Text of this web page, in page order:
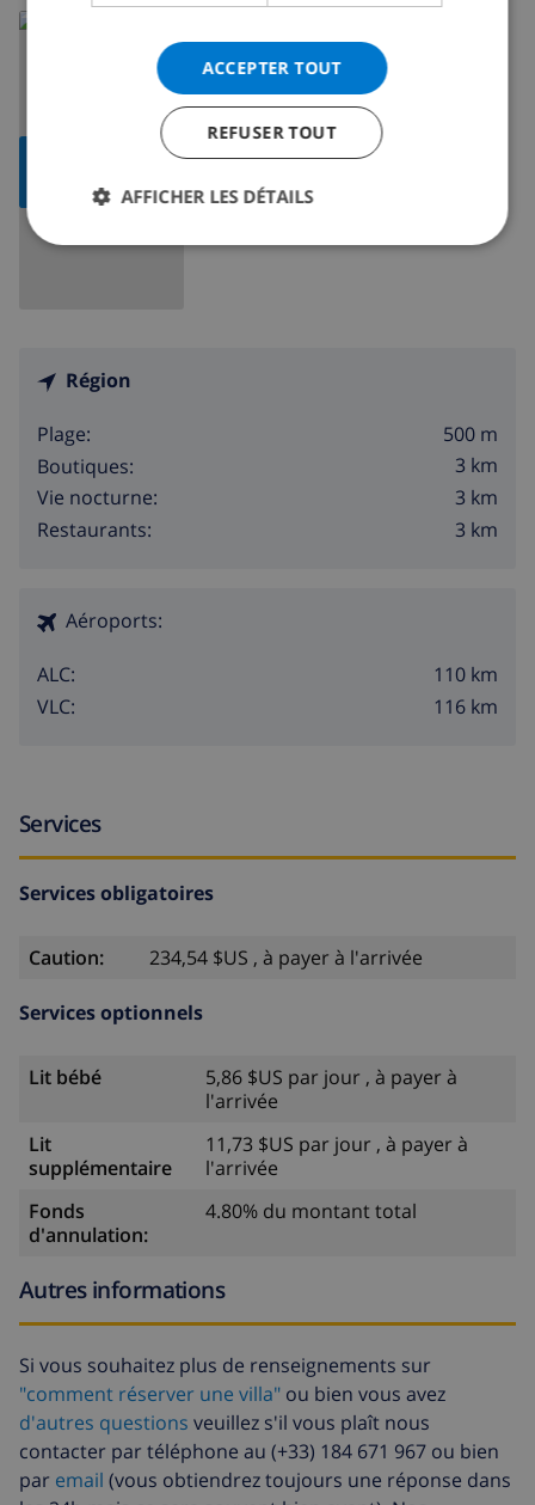
CARTE
Costa Blanca >
Région
Plage:
500 m
Boutiques:
3 km
Vie nocturne:
3 km
Restaurants:
3 km
Aéroports:
ALC:
110 km
VLC:
116 km
Services
Services obligatoires
Caution: 234,54 $US , à payer à l'arrivée
Services optionnels
Lit bébé
5,86 $US par jour , à payer à
l'arrivée
Lit
supplémentaire
11,73 $US par jour , à payer à
l'arrivée
Fonds
d'annulation:
4.80% du montant total
Autres informations
Si vous souhaitez plus de renseignements sur
"comment réserver une villa" ou bien vous avez
d'autres questions veuillez s'il vous plaît nous
contacter par téléphone au (+33) 184 671 967 ou bien
par email (vous obtiendrez toujours une réponse dans
ACCEPTER TOUT
REFUSER TOUT
AFFICHER LES DÉTAILS